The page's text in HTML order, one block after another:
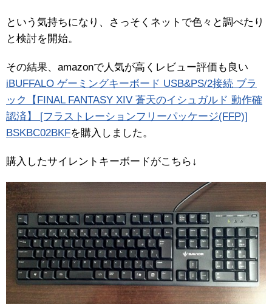
という気持ちになり、さっそくネットで色々と調べたり
と検討を開始。
その結果、amazonで人気が高くレビュー評価も良い
iBUFFALO ゲーミングキーボード USB&PS/2接続 ブラ
ック【FINAL FANTASY XIV 蒼天のイシュガルド 動作確
認済】 [フラストレーションフリーパッケージ(FFP)]
BSKBC02BKFを購入しました。
購入したサイレントキーボードがこちら↓